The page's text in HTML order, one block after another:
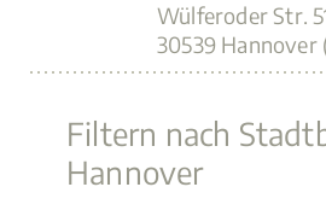
Wülferoder Str.
30539 Hannover
Filtern nach
Hannover